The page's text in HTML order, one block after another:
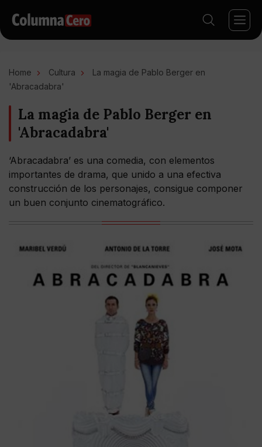
Home Cultura
La magia de Pablo Berger en
'Abracadabra'
La magia de Pablo Berger en
'Abracadabra'
‘Abracadabra’ es una comedia, con elementos
importantes de drama, que unido a una efectiva
construcción de los personajes, consigue componer
un buen conjunto cinematográfico.